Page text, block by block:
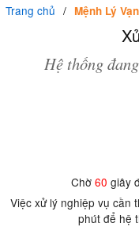
Trang chủ
Mệnh Lý
Hệ thống
Chờ60 giây
Việc xử lý nghiệp vụ cần
phút để hệ